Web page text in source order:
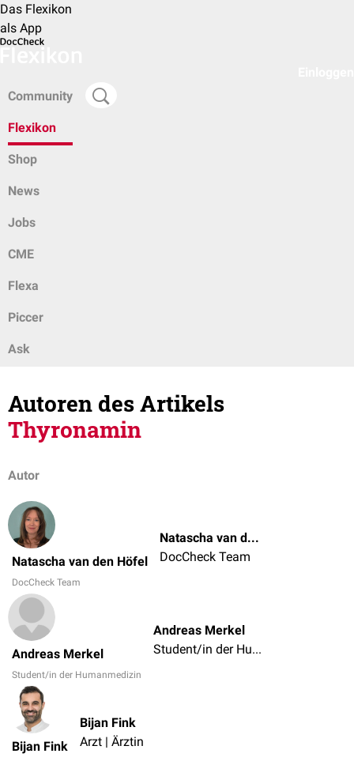
Das Flexikon
als App
Community
Flexikon
Shop
News
Jobs
CME
Flexa
Piccer
Ask
Autoren des Artikels
Thyronamin
Autor
Natascha van den Höfel
DocCheck Team
Natascha van den Höfel
DocCheck Team
Andreas Merkel
Student/in der Humanmedizin
Andreas Merkel
Student/in der Humanmedizin
Bijan Fink
Bijan Fink
Arzt | Ärztin